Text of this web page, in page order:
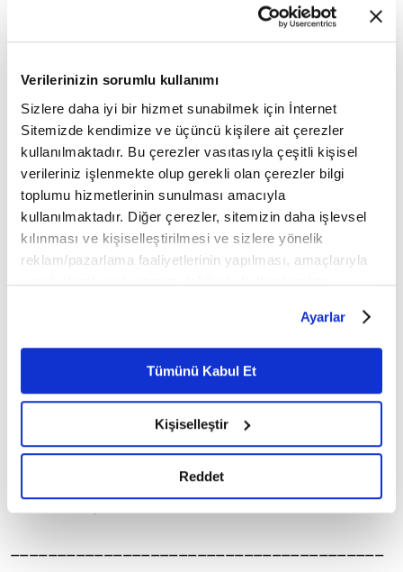
Verilerinizin sorumlu kullanımı
Sizlere daha iyi bir hizmet sunabilmek için İnternet
Sitemizde kendimize ve üçüncü kişilere ait çerezler
kullanılmaktadır. Bu çerezler vasıtasıyla çeşitli kişisel
verileriniz işlenmekte olup gerekli olan çerezler bilgi
toplumu hizmetlerinin sunulması amacıyla
kullanılmaktadır. Diğer çerezler, sitemizin daha işlevsel
kılınması ve kişiselleştirilmesi ve sizlere yönelik
reklam/pazarlama faaliyetlerinin yapılması, amaçlarıyla
sınırlı olarak açık rızanız dahilinde kullanılacaktır.
belirleyebilirsiniz. Çerezlere ilişkin detaylı bilgi için
Ayarlar butonuna tıklayabilir,Çerez Bilgilendirme
Metnimizi ziyaret edebilirsiniz.
6698 sayılı Kişisel Verilerin Korunması Kanunu uyarınca
okumak ve sitemizi ziyaretiniz kapsamında
gerçekleştirilen veri işleme faaliyetleri ile ilgili daha
detaylı bilgi almak için lütfentıklayınız.
Ayarlar
Tümünü Kabul Et
Kişiselleştir
Reddet
🔔 Vav TV'ye abone ol videoları kaçırma!
►https://youtube.com/channel/UCmMPdW0r...
**
RESMİ WEB SİTE
►https://www.vavtv.com.tr
**
►https://facebook.com/vavtv
https://twitter.com/vavtvresmi
►https://instagram.com/vavtvresmi
Soru, görüş ve önerileriniz için aşağıdaki iletişim
bilgisinden Vav TV'ye ulaşabilirsiniz.
► iletisim@vavtv.com.tr